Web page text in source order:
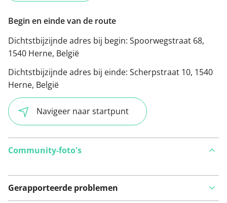
Begin en einde van de route
Dichtstbijzijnde adres bij begin: Spoorwegstraat 68,
1540 Herne, België
Dichtstbijzijnde adres bij einde: Scherpstraat 10, 1540
Herne, België
Navigeer naar startpunt
Community-foto's
Gerapporteerde problemen